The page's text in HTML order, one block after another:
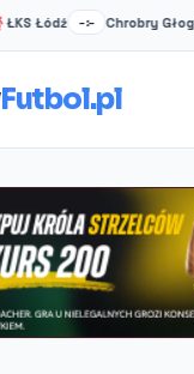
Łódź –:– Chrobry Głogów
Futbol.pl